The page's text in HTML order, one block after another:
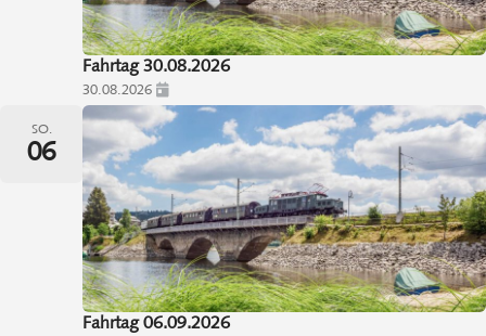
Fahrtag 30.08.2026
30.08.2026
SO.
06
Fahrtag 06.09.2026